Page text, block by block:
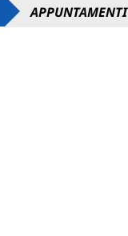
APPUNTAMENTI